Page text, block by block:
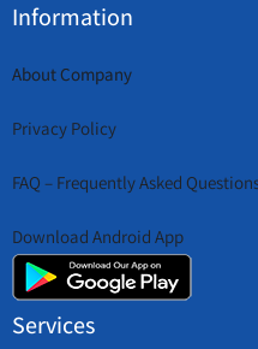
Information
About Company
Privacy Policy
FAQ – Frequently Asked
Download Android App
Services